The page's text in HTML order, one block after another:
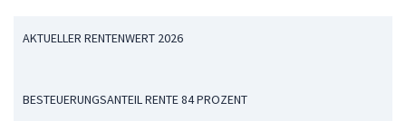
AKTUELLER RENTENWERT 2026
BESTEUERUNGSANTEIL RENTE 84 PROZENT